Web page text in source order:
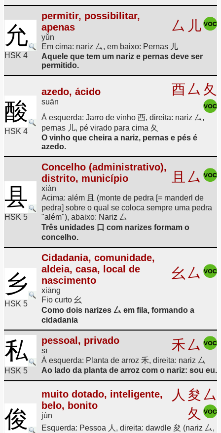
允
HSK 4
permitir, possibilitar,
apenas
yǔn
厶 儿
Em cima: nariz 厶, em baixo: Pernas 儿
Aquele que tem um nariz e pernas deve ser
permitido.
酸
HSK 4
azedo, ácido
suān
酉厶 夂
À esquerda: Jarro de vinho 酉, direita: nariz 厶,
pernas 儿, pé virado para cima 夂
O vinho que cheira a nariz, pernas e pés é
azedo.
县
HSK 5
Concelho (administrativo),
distrito, município
xiàn
且 厶
Acima: além 且 (monte de pedra [= manderl de
pedra] sobre o qual se coloca sempre uma pedra
"além"), abaixo: Nariz 厶
Três unidades 口 com narizes formam o
concelho.
乡
HSK 5
Cidadania, comunidade,
aldeia, casa, local de
nascimento
xiāng
幺 厶
Fio curto 幺
Como dois narizes 厶 em fila, formando a
cidadania
私
HSK 5
pessoal, privado
sī 禾厶
À esquerda: Planta de arroz 禾, direita: nariz 厶
Ao lado da planta de arroz com o nariz: sou eu.
俊
muito dotado, inteligente,
belo, bonito
jùn
人 夋 厶
夂
Esquerda: Pessoa 人, direita: dawdle 夋 (nariz 厶,